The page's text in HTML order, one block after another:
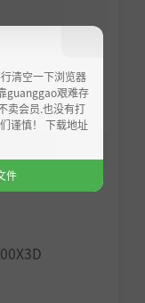
动瞄准、全力
清空一下浏览器
guanggao艰难存
卖会员.也没有打
谨慎！ 下载地址
件